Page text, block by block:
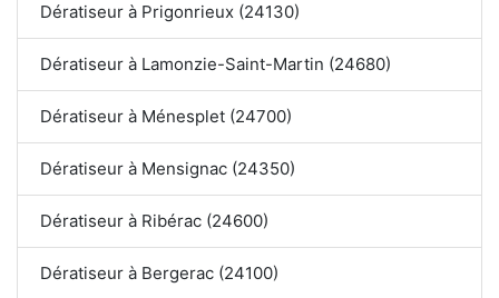
Dératiseur à Prigonrieux (24130)
Dératiseur à Lamonzie-Saint-Martin (24680)
Dératiseur à Ménesplet (24700)
Dératiseur à Mensignac (24350)
Dératiseur à Ribérac (24600)
Dératiseur à Bergerac (24100)